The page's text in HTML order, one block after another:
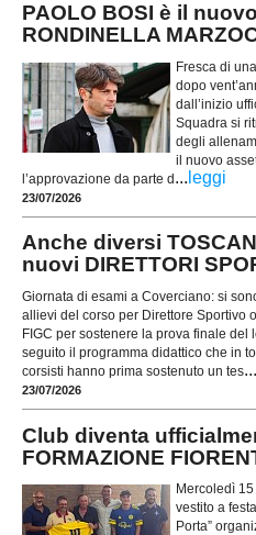
PAOLO BOSI è il
RONDINELLA
Fresca di
dopo
dall’inizio
Squadra si
degli
il nuovo
l’approvazione da parte d... leggi
23/07/2026
Anche diversi
nuovi DIRETTORI
Giornata di esami a Coverciano: si
allievi del corso per Direttore Sportivo
FIGC per sostenere la prova finale del
seguito il programma didattico che in
corsisti hanno prima sostenuto un tes...
23/07/2026
Club diventa
FORMAZIONE
Mercoledì
vestito a
Porta”